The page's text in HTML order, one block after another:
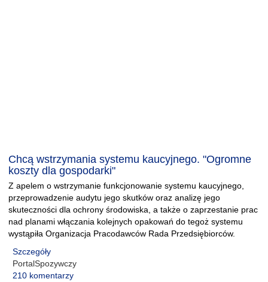
Chcą wstrzymania systemu kaucyjnego. "Ogromne
koszty dla gospodarki"
Z apelem o wstrzymanie funkcjonowanie systemu kaucyjnego,
przeprowadzenie audytu jego skutków oraz analizę jego
skuteczności dla ochrony środowiska, a także o zaprzestanie prac
nad planami włączania kolejnych opakowań do tegoż systemu
wystąpiła Organizacja Pracodawców Rada Przedsiębiorców.
Szczegóły
PortalSpozywczy
210 komentarzy